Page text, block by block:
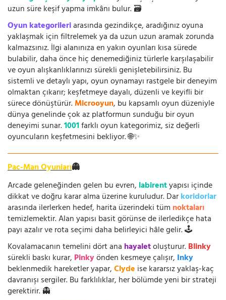
uzun süre keşif yapma imkânı bulur. 🗃️
Oyun kategorileriarasında gezindikçe, aradığınız oyuna
yaklaşmak için filtrelemek ya da uzun uzun aramak zorunda
kalmazsınız. İlgi alanınıza en yakın oyunları kısa sürede
bulabilir, daha önce hiç denemediğiniz türlerle karşılaşabilir
ve oyun alışkanlıklarınızı sürekli genişletebilirsiniz. Bu
sistemli ve detaylı yapı, oyun oynamayı rastgele bir deneyim
olmaktan çıkarır; keşfetmeye dayalı, düzenli ve keyifli bir
sürece dönüştürür.Microoyun, bu kapsamlı oyun düzeniyle
dünya genelinde çok az platformun sunduğu bir oyun
deneyimi sunar.1001farklı oyun kategorimiz, siz değerli
oyuncuların keşfetmesini bekliyor. 🌐✨
Pac-Man Oyunları👻
Arcade geleneğinden gelen bu evren, labirentyapısı içinde
dikkat ve doğru karar alma üzerine kuruludur. Darkoridorlar
arasında ilerlerken hedef, harita üzerindeki tüm noktaları
temizlemektir. Alan yapısı basit görünse de ilerledikçe hata
payı azalır ve rota seçimi daha belirleyici hâle gelir. 🕹️
Kovalamacanın temelini dört ana hayaletoluşturur.Blinky
sürekli baskı kurar, Pinkyönden kesmeye çalışır, Inky
beklenmedik hareketler yapar,Clyde ise kararsız yaklaş-kaç
davranışı sergiler. Bu farklılıklar, her bölümde yeni bir strateji
gerektirir. 👻